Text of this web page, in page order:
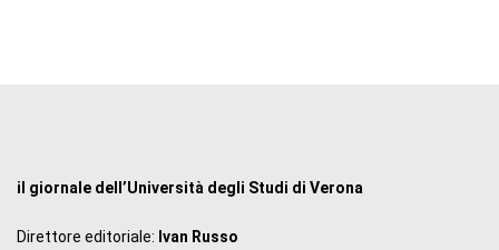
il giornale dell’Università degli Studi di Verona
Direttore editoriale: Ivan Russo